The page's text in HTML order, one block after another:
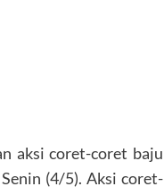
aksi coret-coret baju
(4/5). Aksi coret-